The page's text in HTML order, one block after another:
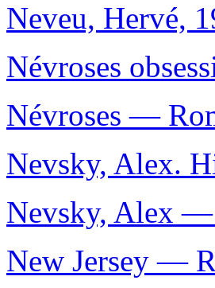
Neveu, Hervé,
Névroses
Névroses —
Nevsky, Alex.
Nevsky, Alex
New Jersey —